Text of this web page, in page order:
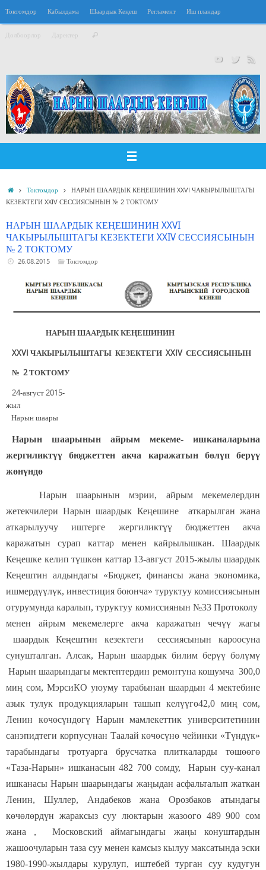
содержимому
Токтомдор Кабылдама Шаардык Кеңеш Регламент Иш пландар
Долбоорлор Даректер Поиск
ГлавнаяТоктомдор
НАРЫН ШААРДЫК КЕҢЕШИНИН XXVI ЧАКЫРЫЛЫШТАГЫ
КЕЗЕКТЕГИ XXIV СЕССИЯСЫНЫН № 2 ТОКТОМУ
НАРЫН ШААРДЫК КЕҢЕШИНИН XXVI
ЧАКЫРЫЛЫШТАГЫ КЕЗЕКТЕГИ XXIV СЕССИЯСЫНЫН
№ 2 ТОКТОМУ
26.08.2015 Токтомдор
НАРЫН ШААРДЫК КЕҢЕШИНИН
XXVI ЧАКЫРЫЛЫШТАГЫ КЕЗЕКТЕГИ XXIV СЕССИЯСЫНЫН
№ 2 ТОКТОМУ
24-август 2015-
жыл
Нарын шаары
Нарын шаарынын айрым мекеме- ишканаларына
жергиликтүү бюджеттен акча каражатын бөлүп берүү
жөнүндө
Нарын шаарынын мэрии, айрым мекемелердин
жетекчилери Нарын шаардык Кеңешине аткарылган жана
аткарылуучу иштерге жергиликтүү бюджеттен акча
каражатын сурап каттар менен кайрылышкан. Шаардык
Кеңешке келип түшкөн каттар 13-август 2015-жылы шаардык
Кеңештин алдындагы «Бюджет, финансы жана экономика,
ишмердүүлүк, инвестиция боюнча» туруктуу комиссиясынын
отурумунда каралып, туруктуу комиссиянын №33 Протоколу
менен айрым мекемелерге акча каражатын чечүү жагы
шаардык Кеңештин кезектеги сессиясынын кароосуна
сунушталган. Алсак, Нарын шаардык билим берүү бөлүмү
Нарын шаарындагы мектептердин ремонтуна кошумча 300,0
миң сом, МэрсиКО уюуму тарабынан шаардын 4 мектебине
азык тулук продукцияларын ташып келүүгө42,0 миң сом,
Ленин көчөсүндөгү Нарын мамлекеттик университетинин
санэпидтеги корпусунан Таалай көчөсүнө чейинки «Түндүк»
тарабындагы тротуарга брусчатка плиткаларды төшөөгө
«Таза-Нарын» ишканасын 482 700 сомду, Нарын суу-канал
ишканасы Нарын шаарындагы жаңыдан асфальталып жаткан
Ленин, Шуллер, Андабеков жана Орозбаков атындагы
көчөлөрдүн жараксыз суу люктарын жазоого 489 900 сом
жана , Московский аймагындагы жаңы конуштардын
жашоочуларын таза суу менен камсыз кылуу максатында эски
1980-1990-жылдары курулуп, иштебей турган суу кудугун